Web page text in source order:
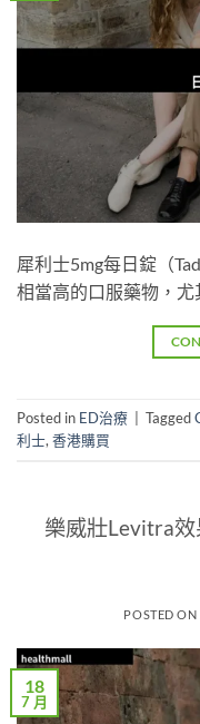
犀利士5mg每日錠（
相當高的口服藥物，
Posted in ED治療 Tagged
利士,香港購買
樂威壯Levitra
POSTED ON
18
7 月